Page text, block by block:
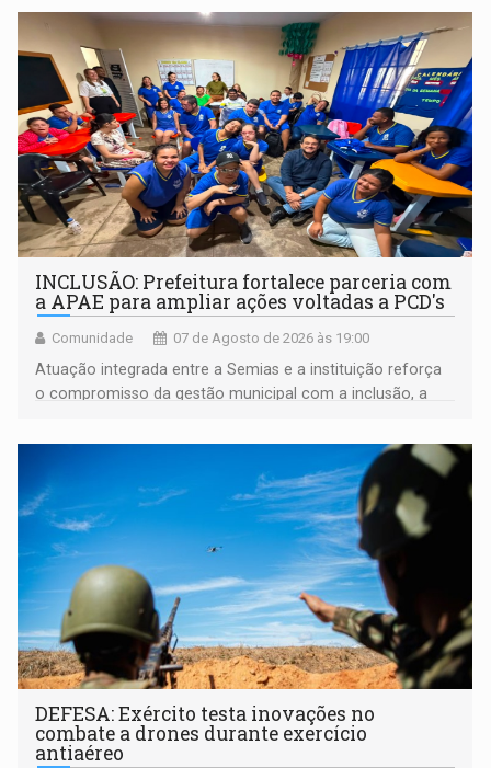
INCLUSÃO: Prefeitura fortalece parceria com
a APAE para ampliar ações voltadas a PCD's
Comunidade 07 de Agosto de 2026 às 19:00
Atuação integrada entre a Semias e a instituição reforça
o compromisso da gestão municipal com a inclusão, a
DEFESA: Exército testa inovações no
combate a drones durante exercício
antiaéreo